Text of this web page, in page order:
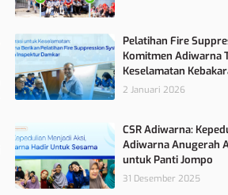
Pelatihan Fire
Komitmen Adiwarna
Keselamatan
2 Januari 2026
CSR Adiwarna:
Adiwarna Anugerah
untuk Panti Jompo
31 Desember 2025